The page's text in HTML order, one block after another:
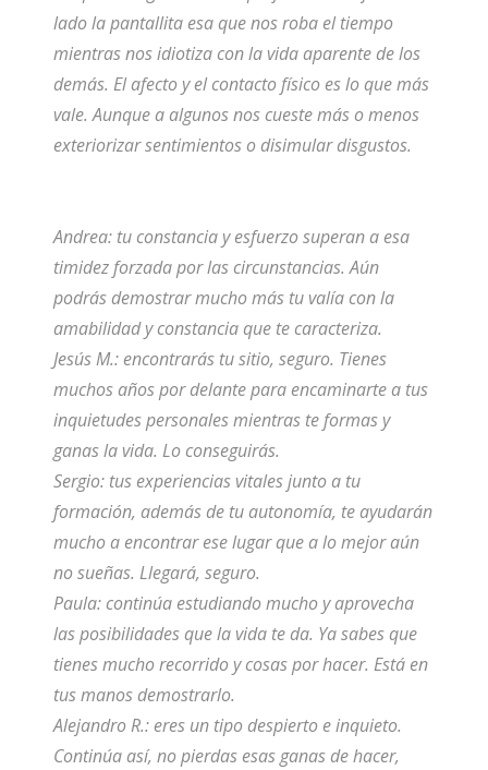
lado la pantallita esa que nos roba el tiempo
mientras nos idiotiza con la vida aparente de los
demás. El afecto y el contacto físico es lo que más
vale. Aunque a algunos nos cueste más o menos
exteriorizar sentimientos o disimular disgustos.
Andrea: tu constancia y esfuerzo superan a esa
timidez forzada por las circunstancias. Aún
podrás demostrar mucho más tu valía con la
amabilidad y constancia que te caracteriza.
Jesús M.: encontrarás tu sitio, seguro. Tienes
muchos años por delante para encaminarte a tus
inquietudes personales mientras te formas y
ganas la vida. Lo conseguirás.
Sergio: tus experiencias vitales junto a tu
formación, además de tu autonomía, te ayudarán
mucho a encontrar ese lugar que a lo mejor aún
no sueñas. Llegará, seguro.
Paula: continúa estudiando mucho y aprovecha
las posibilidades que la vida te da. Ya sabes que
tienes mucho recorrido y cosas por hacer. Está en
tus manos demostrarlo.
Alejandro R.: eres un tipo despierto e inquieto.
Continúa así, no pierdas esas ganas de hacer,